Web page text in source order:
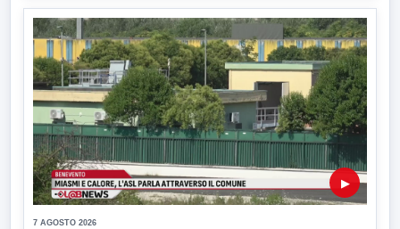
▶
7 AGOSTO 2026